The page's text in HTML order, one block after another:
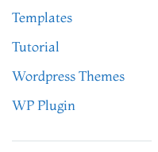
Templates
Tutorial
Wordpress Themes
WP Plugin